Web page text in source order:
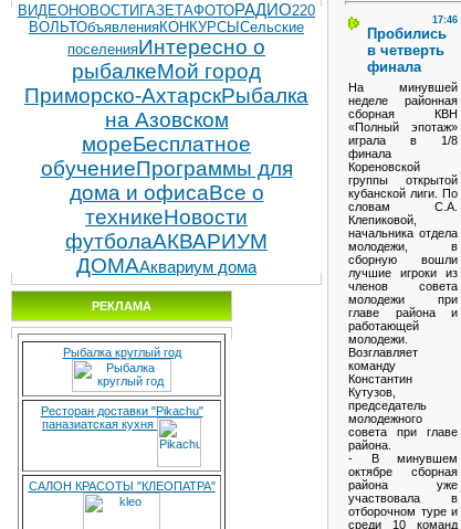
ВИДЕОНОВОСТИ ГАЗЕТАФОТОРАДИО220
ВОЛЬТОбъявленияКОНКУРСЫ Сельские
поселенияИнтересно о
рыбалкеМой город
Приморско-АхтарскРыбалка
на Азовском
мореБесплатное
обучениеПрограммы для
дома и офисаВсе о
техникеНовости
футболаАКВАРИУМ
ДОМААквариум дома
РЕКЛАМА
Рыбалка круглый год
Ресторан доставки "Pikachu"
паназиатская кухня
САЛОН КРАСОТЫ "КЛЕОПАТРА"
17:46
Пробились
в четверть
финала
На минувшей
неделе районная
сборная КВН
«Полный эпотаж»
играла в 1/8
финала
Кореновской
группы открытой
кубанской лиги. По
словам С.А.
Клепиковой,
начальника отдела
молодежи, в
сборную вошли
лучшие игроки из
членов совета
молодежи при
главе района и
работающей
молодежи.
Возглавляет
команду
Константин
Кутузов,
председатель
молодежного
совета при главе
района.
- В минувшем
октябре сборная
района уже
участвовала в
отборочном туре и
среди 10 команд